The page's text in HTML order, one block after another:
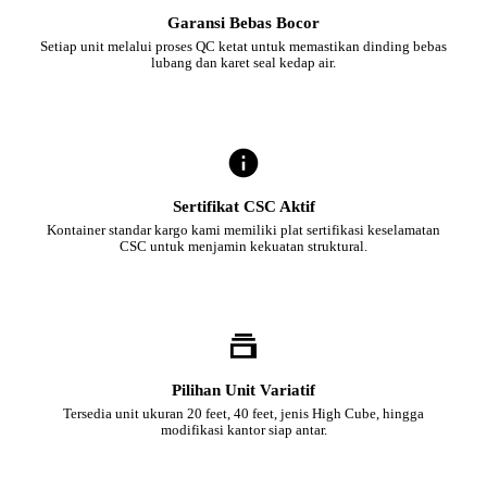
Garansi Bebas Bocor
Setiap unit melalui proses QC ketat untuk memastikan dinding bebas
lubang dan karet seal kedap air.
Sertifikat CSC Aktif
Kontainer standar kargo kami memiliki plat sertifikasi keselamatan
CSC untuk menjamin kekuatan struktural.
Pilihan Unit Variatif
Tersedia unit ukuran 20 feet, 40 feet, jenis High Cube, hingga
modifikasi kantor siap antar.